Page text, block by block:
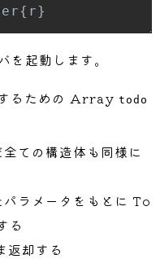
{ r}
struct{ *
) CreateTodo (
,
. todos
起動します。
るための Array todo
ての構造体も同様に
ラメータをもとに To
る
却する